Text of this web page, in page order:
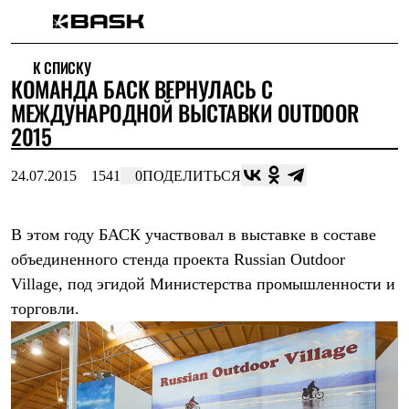
Интернет-магазин
Мужская одежда
Утепленная пухом
Куртки
Брюки
Комбинезоны
Штормовая одежда
Куртки
Брюки
Софтшелл одежда
Куртки
Брюки
Флисовая одежда
Куртки
Брюки
Жилеты
К СПИСКУ
КОМАНДА БАСК ВЕРНУЛАСЬ С
МЕЖДУНАРОДНОЙ ВЫСТАВКИ OUTDOOR
2015
24.07.2015 1541 0ПОДЕЛИТЬСЯ
В этом году БАСК участвовал в выставке в составе
объединенного стенда проекта Russian Outdoor
Village, под эгидой Министерства промышленности и
торговли.